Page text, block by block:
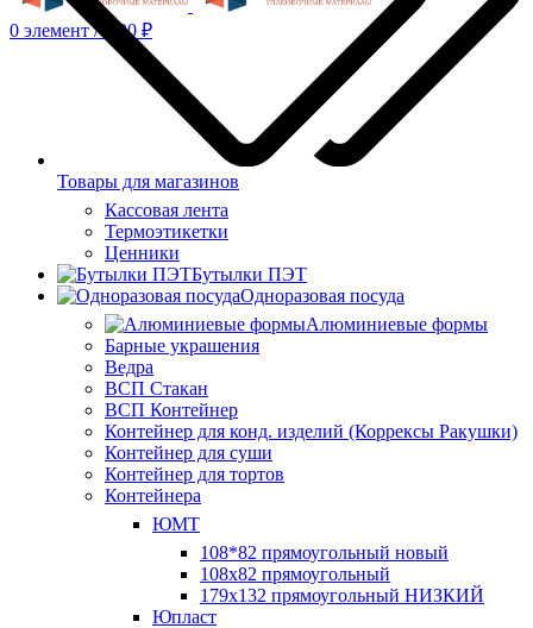
0 элемент / 0.00 ₽
Товары для магазинов
Кассовая лента
Термоэтикетки
Ценники
Бутылки ПЭТ
Одноразовая посуда
Алюминиевые формы
Барные украшения
Ведра
ВСП Стакан
ВСП Контейнер
Контейнер для конд. изделий (Коррексы Ракушки)
Контейнер для суши
Контейнер для тортов
Контейнера
ЮМТ
108*82 прямоугольный новый
108х82 прямоугольный
179х132 прямоугольный НИЗКИЙ
Юпласт